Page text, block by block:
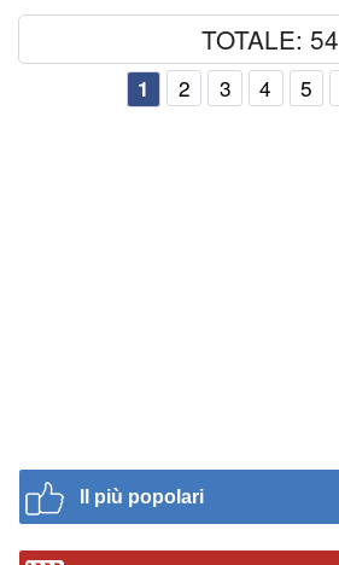
TOTALE: 54
1 2 3 4 5
Il più popolari